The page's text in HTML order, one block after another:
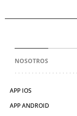
NOSOTROS
APP IOS
APP ANDROID